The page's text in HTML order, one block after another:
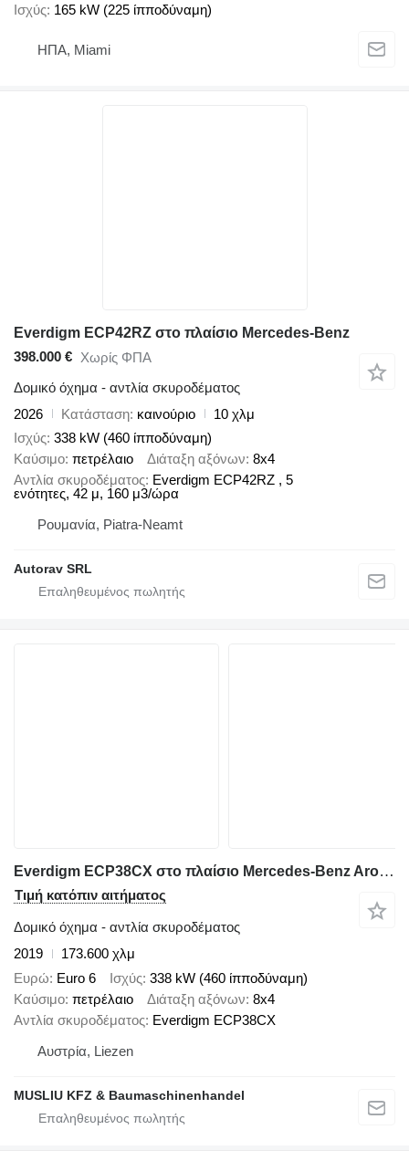
Ισχύς 165 kW (225 ίπποδύναμη)
ΗΠΑ, Miami
Everdigm ECP42RZ στο πλαίσιο Mercedes-Benz
398.000 € Χωρίς ΦΠΑ
Δομικό όχημα - αντλία σκυροδέματος
2026
Κατάσταση καινούριο
10 χλμ
Ισχύς 338 kW (460 ίπποδύναμη)
Καύσιμο πετρέλαιο Διάταξη αξόνων 8x4
Αντλία σκυροδέματος Everdigm ECP42RZ , 5
ενότητες, 42 μ, 160 μ3/ώρα
Ρουμανία, Piatra-Neamt
Autorav SRL
Everdigm ECP38CX στο πλαίσιο Mercedes-Benz Arocs 3746
Τιμή κατόπιν αιτήματος
Δομικό όχημα - αντλία σκυροδέματος
2019
173.600 χλμ
Ευρώ Euro 6 Ισχύς 338 kW (460 ίπποδύναμη)
Καύσιμο πετρέλαιο Διάταξη αξόνων 8x4
Αντλία σκυροδέματος Everdigm ECP38CX
Αυστρία, Liezen
MUSLIU KFZ & Baumaschinenhandel